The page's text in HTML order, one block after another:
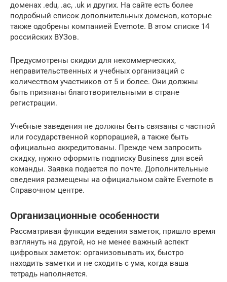
доменах .edu, .ac, .uk и других. На сайте есть более
подробный список дополнительных доменов, которые
также одобрены компанией Evernote. В этом списке 14
российских ВУЗов.
Предусмотрены скидки для некоммерческих,
неправительственных и учебных организаций с
количеством участников от 5 и более. Они должны
быть признаны благотворительными в стране
регистрации.
Учебные заведения не должны быть связаны с частной
или государственной корпорацией, а также быть
официально аккредитованы. Прежде чем запросить
скидку, нужно оформить подписку Business для всей
команды. Заявка подается по почте. Дополнительные
сведения размещены на официальном сайте Evernote в
Справочном центре.
Организационные особенности
Рассматривая функции ведения заметок, пришло время
взглянуть на другой, но не менее важный аспект
цифровых заметок: организовывать их, быстро
находить заметки и не сходить с ума, когда ваша
тетрадь наполняется.